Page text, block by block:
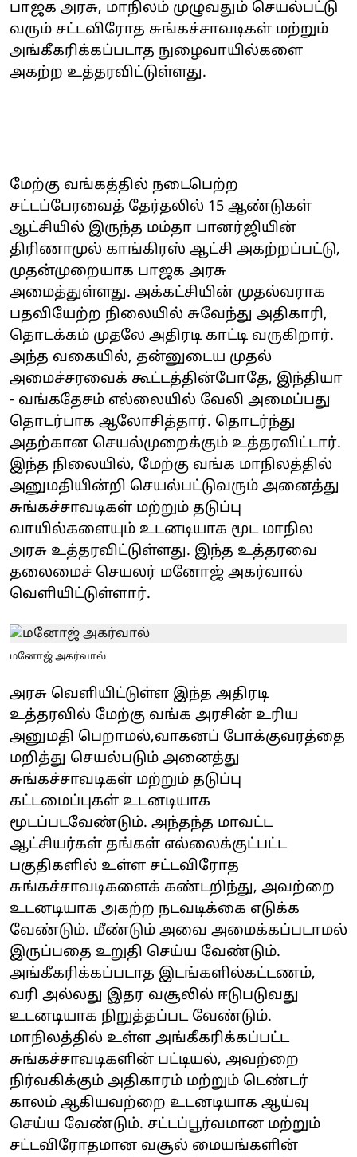
பாஜக அரசு, மாநிலம் முழுவதும் செயல்பட்டு
வரும் சட்டவிரோத சுங்கச்சாவடிகள் மற்றும்
அங்கீகரிக்கப்படாத நுழைவாயில்களை
அகற்ற உத்தரவிட்டுள்ளது.
மேற்கு வங்கத்தில் நடைபெற்ற
சட்டப்பேரவைத் தேர்தலில் 15 ஆண்டுகள்
ஆட்சியில் இருந்த மம்தா பானர்ஜியின்
திரிணாமுல் காங்கிரஸ் ஆட்சி அகற்றப்பட்டு,
முதன்முறையாக பாஜக அரசு
அமைத்துள்ளது. அக்கட்சியின் முதல்வராக
பதவியேற்ற நிலையில் சுவேந்து அதிகாரி,
தொடக்கம் முதலே அதிரடி காட்டி வருகிறார்.
அந்த வகையில், தன்னுடைய முதல்
அமைச்சரவைக் கூட்டத்தின்போதே, இந்தியா
- வங்கதேசம் எல்லையில் வேலி அமைப்பது
தொடர்பாக ஆலோசித்தார். தொடர்ந்து
அதற்கான செயல்முறைக்கும் உத்தரவிட்டார்.
இந்த நிலையில், மேற்கு வங்க மாநிலத்தில்
அனுமதியின்றி செயல்பட்டுவரும் அனைத்து
சுங்கச்சாவடிகள் மற்றும் தடுப்பு
வாயில்களையும் உடனடியாக மூட மாநில
அரசு உத்தரவிட்டுள்ளது. இந்த உத்தரவை
தலைமைச் செயலர் மனோஜ் அகர்வால்
வெளியிட்டுள்ளார்.
மனோஜ் அகர்வால்
அரசு வெளியிட்டுள்ள இந்த அதிரடி
உத்தரவில் மேற்கு வங்க அரசின் உரிய
அனுமதி பெறாமல்,வாகனப் போக்குவரத்தை
மறித்து செயல்படும் அனைத்து
சுங்கச்சாவடிகள் மற்றும் தடுப்பு
கட்டமைப்புகள் உடனடியாக
மூடப்படவேண்டும். அந்தந்த மாவட்ட
ஆட்சியர்கள் தங்கள் எல்லைக்குட்பட்ட
பகுதிகளில் உள்ள சட்டவிரோத
சுங்கச்சாவடிகளைக் கண்டறிந்து, அவற்றை
உடனடியாக அகற்ற நடவடிக்கை எடுக்க
வேண்டும். மீண்டும் அவை அமைக்கப்படாமல்
இருப்பதை உறுதி செய்ய வேண்டும்.
அங்கீகரிக்கப்படாத இடங்களில்கட்டணம்,
வரி அல்லது இதர வசூலில் ஈடுபடுவது
உடனடியாக நிறுத்தப்பட வேண்டும்.
மாநிலத்தில் உள்ள அங்கீகரிக்கப்பட்ட
சுங்கச்சாவடிகளின் பட்டியல், அவற்றை
நிர்வகிக்கும் அதிகாரம் மற்றும் டெண்டர்
காலம் ஆகியவற்றை உடனடியாக ஆய்வு
செய்ய வேண்டும். சட்டப்பூர்வமான மற்றும்
சட்டவிரோதமான வசூல் மையங்களின்